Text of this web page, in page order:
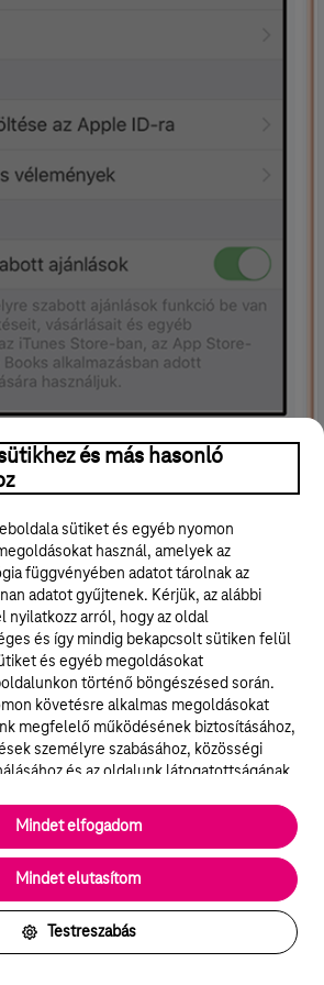
visszatérsz a Fiókbeállítások menüpontba;
és más hasonló
sütiket és egyéb nyomon
használ, amelyek az
függvényében adatot tárolnak az
adatot gyűjtenek. Kérjük, az alábbi
nyilatkozz arról, hogy az oldal
és így mindig bekapcsolt sütiken felül
és egyéb megoldásokat
történő böngészésed során.
követésre alkalmas megoldásokat
megfelelő működésének biztosításához,
személyre szabásához, közösségi
és az oldalunk látogatottságának
működéséhez és nem lehet
látogatása során rendszerünkből. A
célú sütik segítségével bizonyos
kapcsolatos információkat is
és elemzési szolgáltatásokat nyújtó
Partnerek
Testreszabás
Mindet elutasítom
Mindet elfogadom